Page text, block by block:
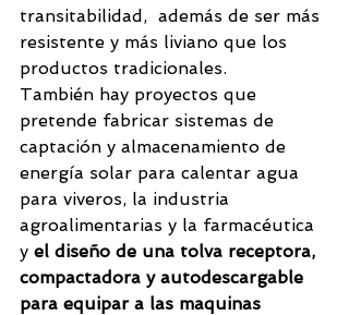
transitabilidad,  además de ser más
resistente y más liviano que los
productos tradicionales.
También hay proyectos que
pretende fabricar sistemas de
captación y almacenamiento de
energía solar para calentar agua
para viveros, la industria
agroalimentarias y la farmacéutica
y el diseño de una tolva receptora,
compactadora y autodescargable
para equipar a las maquinas